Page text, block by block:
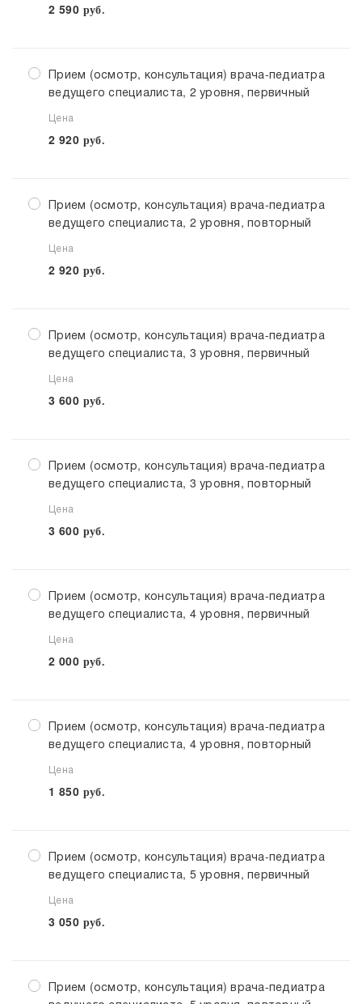
2 590 руб.
Прием (осмотр, консультация) врача-педиатра
ведущего специалиста, 2 уровня, первичный
Цена
2 920 руб.
Прием (осмотр, консультация) врача-педиатра
ведущего специалиста, 2 уровня, повторный
Цена
2 920 руб.
Прием (осмотр, консультация) врача-педиатра
ведущего специалиста, 3 уровня, первичный
Цена
3 600 руб.
Прием (осмотр, консультация) врача-педиатра
ведущего специалиста, 3 уровня, повторный
Цена
3 600 руб.
Прием (осмотр, консультация) врача-педиатра
ведущего специалиста, 4 уровня, первичный
Цена
2 000 руб.
Прием (осмотр, консультация) врача-педиатра
ведущего специалиста, 4 уровня, повторный
Цена
1 850 руб.
Прием (осмотр, консультация) врача-педиатра
ведущего специалиста, 5 уровня, первичный
Цена
3 050 руб.
Прием (осмотр, консультация) врача-педиатра